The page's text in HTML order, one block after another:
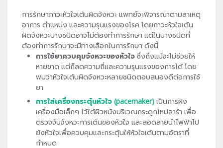
การรักษาภาวะหัวใจเต้นผิดจังหวะ แพทย์จะพิจารณาตามสาเหตุ
อาการ ตำแหน่ง และความรุนแรงของโรค โดยภาวะหัวใจเต้น
ผิดจังหวะบางชนิดอาจไม่ต้องทำการรักษา แต่ในบางชนิดที่
ต้องทำการรักษาจะมีทางเลือกในการรักษา ดังนี้
การใช้ยาควบคุมจังหวะของหัวใจ ซึ่งถึงแม้จะไม่ช่วยให้
หายขาด แต่ก็ลดความถี่และความรุนแรงของการได้ โดย
พบว่าหัวใจเต้นผิดจังหวะหลายชนิดตอบสนองดีต่อการใช้
ยา
การใส่เครื่องกระตุ้นหัวใจ (pacemaker) เป็นการฝัง
เครื่องมือเล็กๆ ไว้ใต้ผิวหนังบริเวณกระดูกไหปลาร้า เพื่อ
ตรวจจับจังหวะการเต้นของหัวใจ และสอดสายนำไฟฟ้าไป
ยังหัวใจเพื่อควบคุมและกระตุ้นให้หัวใจเต้นตามอัตราที่
กำหนด